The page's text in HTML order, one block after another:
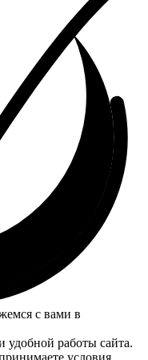
с вами в
работы сайта.